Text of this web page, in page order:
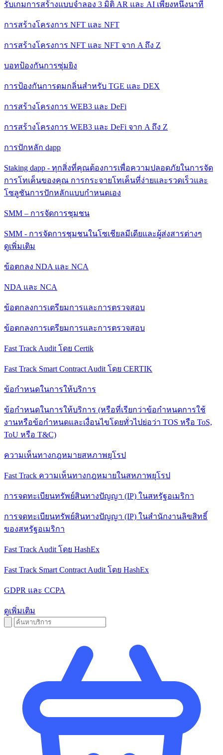
รับเกมการสร้างแบบจําลอง 3 มิติ AR และ AI เพียงหนึ่งนาที
การสร้างโครงการ NFT และ NFT
การสร้างโครงการ NFT และ NFT จาก A ถึง Z
บอทป้องกันการซุ่มยิง
การป้องกันการดมกลิ่นสําหรับ TGE และ DEX
การสร้างโครงการ WEB3 และ DeFi
การสร้างโครงการ WEB3 และ DeFi จาก A ถึง Z
การปักหลัก dapp
Staking dapp - ทุกสิ่งที่คุณต้องการเพื่อความปลอดภัยในการจัด
การโทเค็นของคุณ การกระจายโทเค็นที่ง่ายและรวดเร็วและ
โซลูชันการปักหลักแบบกําหนดเอง
SMM – การจัดการชุมชน
SMM - การจัดการชุมชนในโซเชียลมีเดียและผู้ส่งสารต่างๆ
ดูเพิ่มเติม
ข้อตกลง NDA และ NCA
NDA และ NCA
ข้อตกลงการเตรียมการและการตรวจสอบ
ข้อตกลงการเตรียมการและการตรวจสอบ
Fast Track Audit โดย Certik
Fast Track Smart Contract Audit โดย CERTIK
ข้อกําหนดในการให้บริการ
ข้อกําหนดในการให้บริการ (หรือที่เรียกว่าข้อกําหนดการใช้
งานหรือข้อกําหนดและเงื่อนไขโดยทั่วไปย่อว่า TOS หรือ ToS,
ToU หรือ T&C)
ความเห็นทางกฎหมายสหภาพยุโรป
Fast Track ความเห็นทางกฎหมายในสหภาพยุโรป
การจดทะเบียนทรัพย์สินทางปัญญา (IP) ในสหรัฐอเมริกา
การจดทะเบียนทรัพย์สินทางปัญญา (IP) ในสํานักงานลิขสิทธิ์
ของสหรัฐอเมริกา
Fast Track Audit โดย HashEx
Fast Track Smart Contract Audit โดย HashEx
GDPR และ CCPA
ดูเพิ่มเติม